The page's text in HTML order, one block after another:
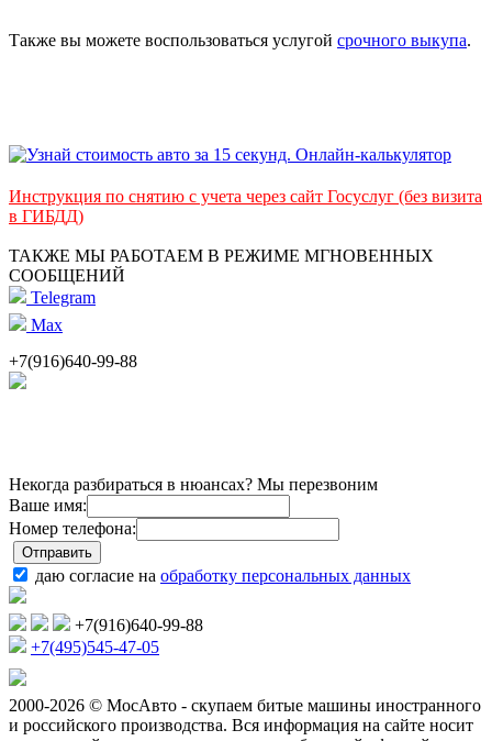
Также вы можете воспользоваться услугой срочного выкупа.
Инструкция по снятию с учета через сайт Госуслуг (без визита
в ГИБДД)
ТАКЖЕ МЫ РАБОТАЕМ В РЕЖИМЕ МГНОВЕННЫХ
СООБЩЕНИЙ
Telegram
Max
+7(916)640-99-88
Некогда разбираться в нюансах? Мы перезвоним
Ваше имя:
Номер телефона:
даю согласие на обработку персональных данных
+7(916)640-99-88
+7(495)545-47-05
2000-2026 © МосАвто - скупаем битые машины иностранного
и российского производства. Вся информация на сайте носит